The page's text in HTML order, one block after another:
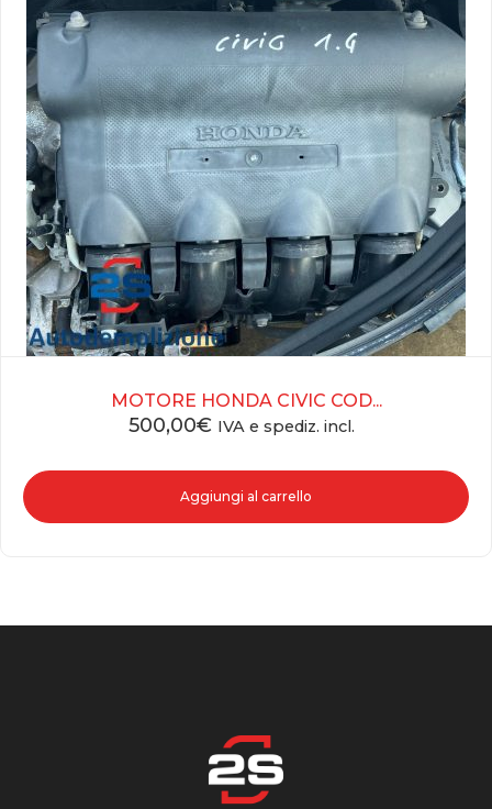
MOTORE HONDA CIVIC COD...
500,00€ IVA e spediz. incl.
Aggiungi al carrello